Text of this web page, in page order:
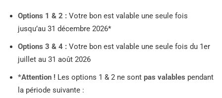
Options 1 & 2 : Votre bon est valable une seule fois
jusqu’au 31 décembre 2026*
Options 3 & 4 : Votre bon est valable une seule fois du 1er
juillet au 31 août 2026
*Attention ! Les options 1 & 2 ne sontpas valables pendant
la période suivante :